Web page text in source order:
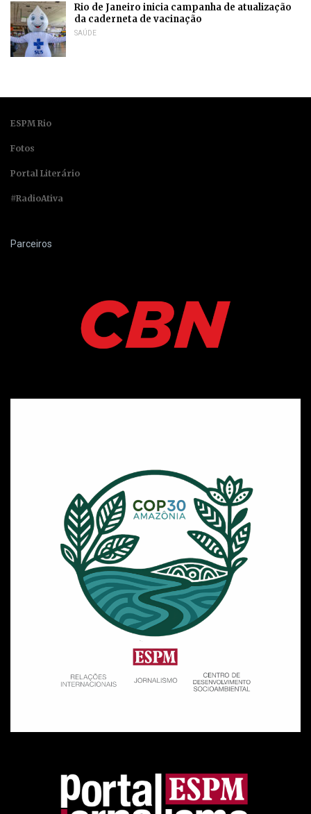
Rio de Janeiro inicia campanha de atualização
da caderneta de vacinação
SAÚDE
ESPM Rio
Fotos
Portal Literário
#RadioAtiva
Parceiros